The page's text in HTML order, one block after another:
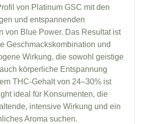
von Platinum GSC mit den
und entspannenden
von Blue Power. Das Resultat ist
Geschmackskombination und
Wirkung, die sowohl geistige
körperliche Entspannung
THC-Gehalt von 24–30% ist
ideal für Konsumenten, die
intensive Wirkung und ein
Aroma suchen.